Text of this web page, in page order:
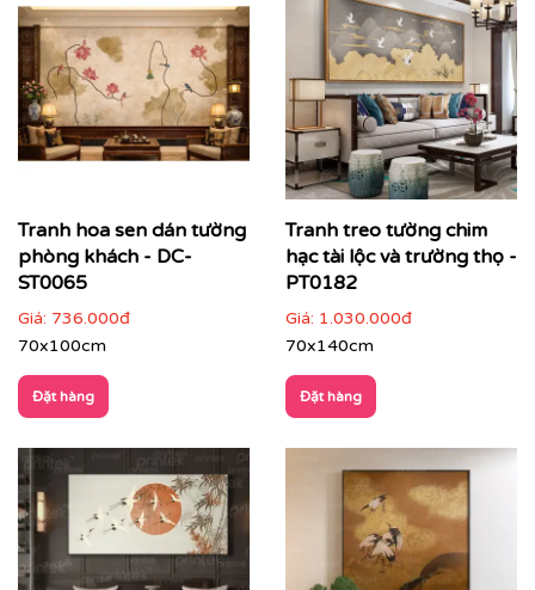
✔ Phòng ngủ: nhẹ nhàng, thư thái, giúp không gian
nghỉ ngơi thêm tinh tế.
Tranh hoa sen dán tường
phòng khách - DC-
ST0065
Giá: 736.000đ
70x100cm
Đặt hàng
Tranh treo tường chim
hạc tài lộc và trường thọ -
PT0182
Giá: 1.030.000đ
70x140cm
Đặt hàng